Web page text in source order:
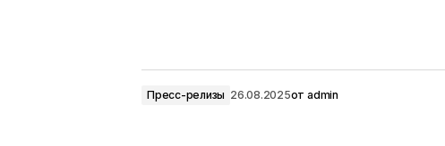
Пресс-релизы 26.08.2025от admin